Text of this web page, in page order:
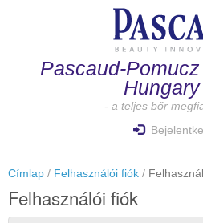
Pascaud-
- a teljes bőr
Címlap Felhasználói fiók
Felhasználói fiók